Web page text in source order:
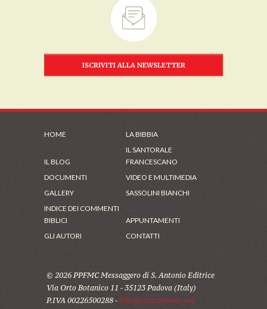
ISCRIVITI ALLA NEWSLETTER
HOME LA BIBBIA
IL BLOG
IL SANTORALE
FRANCESCANO
DOCUMENTI
VIDEO E MULTIMEDIA
GALLERY
SASSOLINI BIANCHI
INDICE DEI COMMENTI
BIBLICI
APPUNTAMENTI
GLI AUTORI
CONTATTI
© 2026 PPFMC Messaggero di S. Antonio Editrice
Via Orto Botanico 11 - 35123 Padova (Italy)
P.IVA 00226500288 - info@santantonio.org